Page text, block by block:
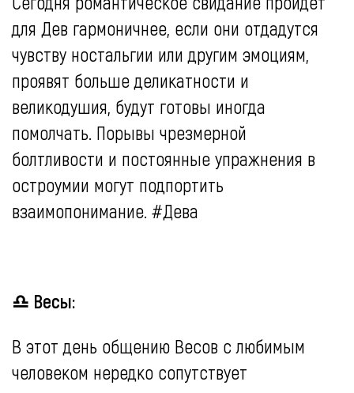
для Дев гармоничнее, если они отдадутся
чувству ностальгии или другим эмоциям,
проявят больше деликатности и
великодушия, будут готовы иногда
помолчать. Порывы чрезмерной
болтливости и постоянные упражнения в
остроумии могут подпортить
взаимопонимание. #Дева
♎ Весы:
В этот день общению Весов с любимым
человеком нередко сопутствует